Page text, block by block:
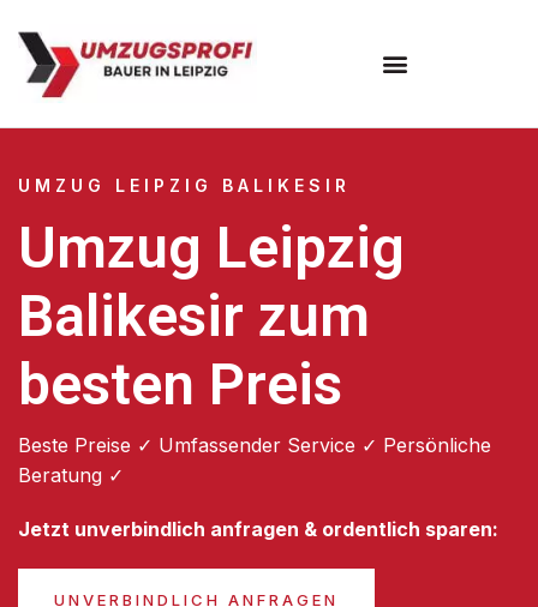
UMZUG LEIPZIG BALIKESIR
Umzug Leipzig
Balikesir zum
besten Preis
Beste Preise ✓ Umfassender Service ✓ Persönliche
Beratung ✓
Jetzt unverbindlich anfragen & ordentlich sparen:
UNVERBINDLICH ANFRAGEN